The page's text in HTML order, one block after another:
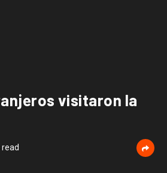
visitaron la